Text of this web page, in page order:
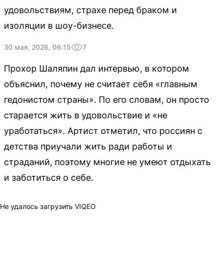
удовольствиям, страхе перед браком и
изоляции в шоу-бизнесе.
30 мая, 2026, 06:15 7
Прохор Шаляпин дал интервью, в котором
объяснил, почему не считает себя «главным
гедонистом страны». По его словам, он просто
старается жить в удовольствие и «не
уработаться». Артист отметил, что россиян с
детства приучали жить ради работы и
страданий, поэтому многие не умеют отдыхать
и заботиться о себе.
Не удалось загрузить VIQEO